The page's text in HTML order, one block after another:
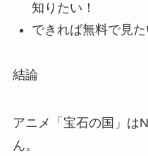
知りたい！
できれば無料で見た
結論
アニメ「宝石の国」は
ん。